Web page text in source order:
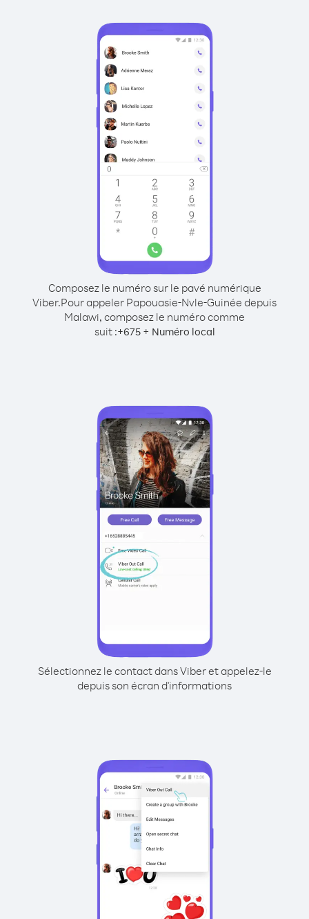
Composez le numéro sur le pavé numérique
Viber.Pour appeler Papouasie-Nvle-Guinée depuis
Malawi, composez le numéro comme
suit :+675+ Numéro local
Sélectionnez le contact dans Viber et appelez-le
depuis son écran d'informations